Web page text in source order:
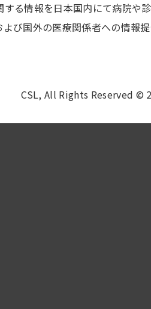
る情報を日本国内にて病院や
び国外の医療関係者への情報
CSL, All Rights Reserved ©